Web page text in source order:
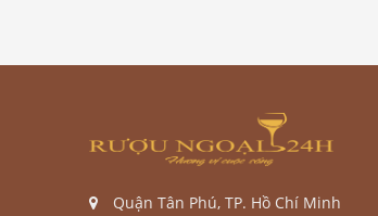
Quận Tân Phú, TP. Hồ Chí Minh